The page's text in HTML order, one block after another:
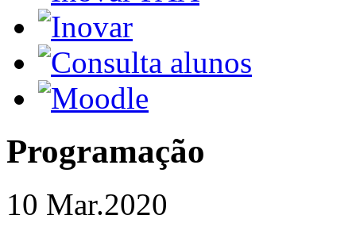
Programação
10 Mar.2020